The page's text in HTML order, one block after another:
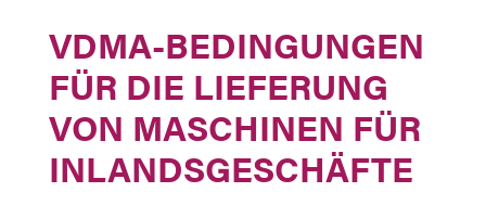
25462 Rellingen
info@atek.de
+49 4101 7953-0
Ouvrir le chat
VDMA-BEDINGUNGEN
FÜR DIE LIEFERUNG
VON MASCHINEN FÜR
INLANDSGESCHÄFTE